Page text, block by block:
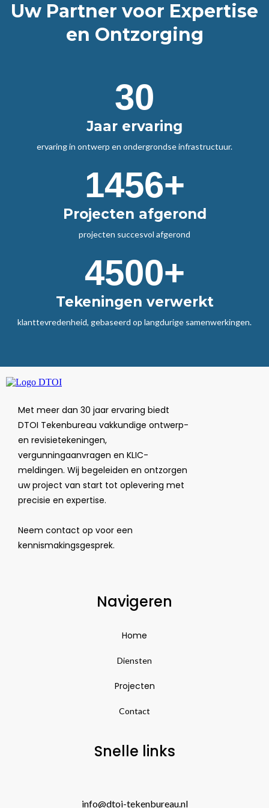
Uw Partner voor Expertise
en Ontzorging
30
Jaar ervaring
ervaring in ontwerp en ondergrondse infrastructuur.
1456+
Projecten afgerond
projecten succesvol afgerond
4500+
Tekeningen verwerkt
klanttevredenheid, gebaseerd op langdurige samenwerkingen.
Met meer dan 30 jaar ervaring biedt
DTOI Tekenbureau vakkundige ontwerp-
en revisietekeningen,
vergunningaanvragen en KLIC-
meldingen. Wij begeleiden en ontzorgen
uw project van start tot oplevering met
precisie en expertise.
Neem contact op voor een
kennismakingsgesprek.
Navigeren
Home
Diensten
Projecten
Contact
Snelle links
info@dtoi-tekenbureau.nl